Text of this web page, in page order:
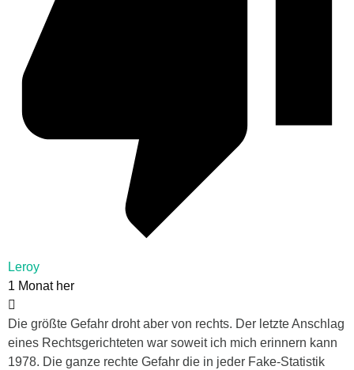
Leroy
1 Monat her
Die größte Gefahr droht aber von rechts. Der letzte Anschlag
eines Rechtsgerichteten war soweit ich mich erinnern kann
1978. Die ganze rechte Gefahr die in jeder Fake-Statistik